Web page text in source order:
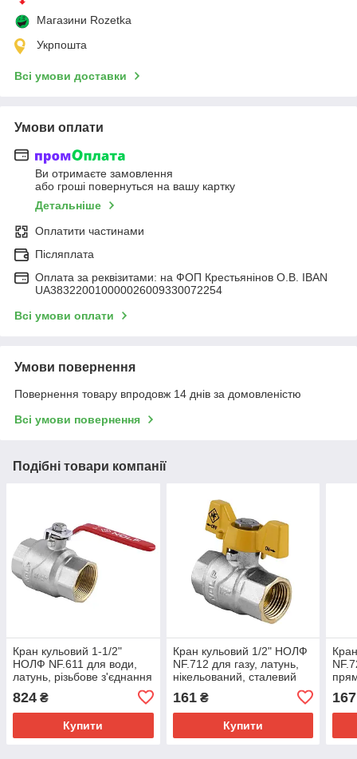
Магазини Rozetka
Укрпошта
Всі умови доставки
Умови оплати
Ви отримаєте замовлення
або гроші повернуться на вашу картку
Детальніше
Оплатити частинами
Післяплата
Оплата за реквізитами: на ФОП Крестьянінов О.В. IBAN
UA383220010000026009330072254
Всі умови оплати
Умови повернення
Повернення товару впродовж 14 днів за домовленістю
Всі умови повернення
Подібні товари компанії
Кран кульовий 1-1/2"
НОЛФ NF.611 для води,
латунь, різьбове з'єднання
824 ₴
Купити
Кран кульовий 1/2" НОЛФ
NF.712 для газу, латунь,
нікельований, сталевий
161₴
Купити
167